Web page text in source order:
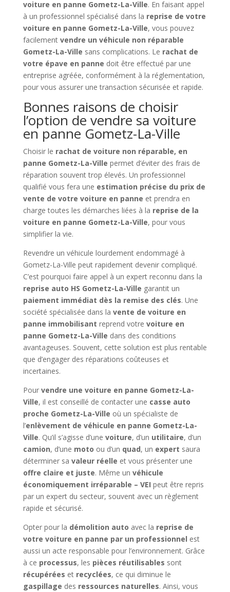
voiture en panne Gometz-La-Ville. En faisant appel
à un professionnel spécialisé dans la reprise de votre
voiture en panne Gometz-La-Ville, vous pouvez
facilement vendre un véhicule non réparable
Gometz-La-Ville sans complications. Le rachat de
votre épave en panne doit être effectué par une
entreprise agréée, conformément à la réglementation,
pour vous assurer une transaction sécurisée et rapide.
Bonnes raisons de choisir
l’option de vendre sa voiture
en panne Gometz-La-Ville
Choisir le rachat de voiture non réparable, en
panne Gometz-La-Ville permet d’éviter des frais de
réparation souvent trop élevés. Un professionnel
qualifié vous fera une estimation précise du prix de
vente de votre voiture en panne et prendra en
charge toutes les démarches liées à la reprise de la
voiture en panne Gometz-La-Ville, pour vous
simplifier la vie.
Revendre un véhicule lourdement endommagé à
Gometz-La-Ville peut rapidement devenir compliqué.
C’est pourquoi faire appel à un expert reconnu dans la
reprise auto HS Gometz-La-Ville garantit un
paiement immédiat dès la remise des clés. Une
société spécialisée dans la vente de voiture en
panne immobilisant reprend votre voiture en
panne Gometz-La-Ville dans des conditions
avantageuses. Souvent, cette solution est plus rentable
que d’engager des réparations coûteuses et
incertaines.
Pour vendre une voiture en panne Gometz-La-
Ville, il est conseillé de contacter une casse auto
proche Gometz-La-Ville où un spécialiste de
l’enlèvement de véhicule en panne Gometz-La-
Ville. Qu’il s’agisse d’une voiture, d’un utilitaire, d’un
camion, d’une moto ou d’un quad, un expert saura
déterminer sa valeur réelle et vous présenter une
offre claire et juste. Même un véhicule
économiquement irréparable – VEI peut être repris
par un expert du secteur, souvent avec un règlement
rapide et sécurisé.
Opter pour la démolition auto avec la reprise de
votre voiture en panne par un professionnel est
aussi un acte responsable pour l’environnement. Grâce
à ce processus, les pièces réutilisables sont
récupérées et recyclées, ce qui diminue le
gaspillage des ressources naturelles. Ainsi, vous